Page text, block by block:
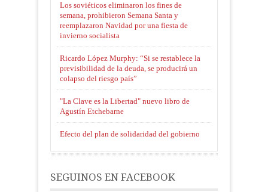
Los soviéticos eliminaron los fines de
semana, prohibieron Semana Santa y
reemplazaron Navidad por una fiesta de
invierno socialista
Ricardo López Murphy: “Si se restablece la
previsibilidad de la deuda, se producirá un
colapso del riesgo país”
"La Clave es la Libertad" nuevo libro de
Agustín Etchebarne
Efecto del plan de solidaridad del gobierno
SEGUINOS EN FACEBOOK